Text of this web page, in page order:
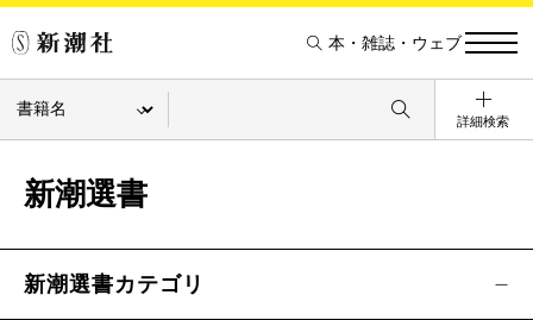
本・雑誌・ウェブ
詳細検索
新潮選書
新潮選書カテゴリ